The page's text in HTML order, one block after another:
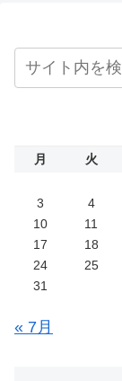
月 火
3
4
10
11
17
18
24
25
31
« 7月